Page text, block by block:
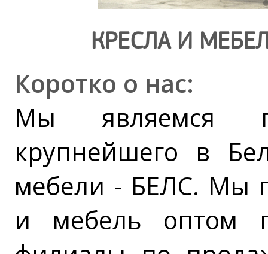
КРЕСЛА И
Коротко о нас:
Мы являемся
крупнейшего в
мебели - БЕЛС. Мы
и мебель оптом